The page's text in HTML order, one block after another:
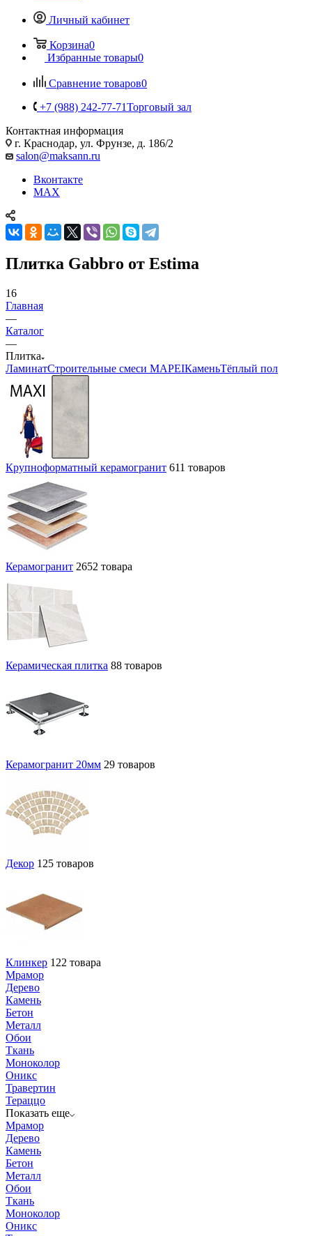
Личный кабинет
Корзина0
Избранные товары0
Сравнение товаров0
+7 (988) 242-77-71Торговый зал
Контактная информация
г. Краснодар, ул. Фрунзе, д. 186/2
salon@maksann.ru
Вконтакте
MAX
Плитка Gabbro от Estima
16
Главная
—
Каталог
—
Плитка
ЛаминатСтроительные смеси MAPEIКаменьТёплый пол
Крупноформатный керамогранит 611 товаров
Керамогранит 2652 товара
Керамическая плитка 88 товаров
Керамогранит 20мм 29 товаров
Декор 125 товаров
Клинкер 122 товара
Мрамор
Дерево
Камень
Бетон
Металл
Обои
Ткань
Моноколор
Оникс
Травертин
Тераццо
Показать еще
Мрамор
Дерево
Камень
Бетон
Металл
Обои
Ткань
Моноколор
Оникс